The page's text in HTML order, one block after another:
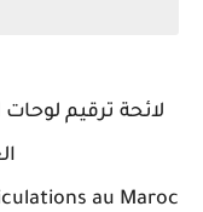
لائحة ترقيم
au Maroc